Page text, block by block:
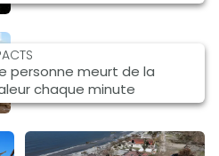
personne meurt de la
chaque minute